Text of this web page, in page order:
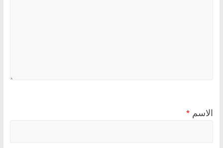
الاسم *